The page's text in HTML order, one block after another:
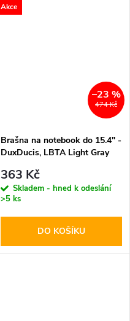
Akce
474 Kč
–23 %
Brašna na notebook do 15.4" -
DuxDucis, LBTA Light Gray
363 Kč
Skladem - hned k odeslání
>5 ks
DO KOŠÍKU